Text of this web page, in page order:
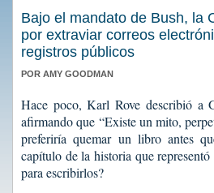
Bajo el mandato de Bush, la
por extraviar correos
registros públicos
POR AMY GOODMAN
Hace poco, Karl Rove describió a
afirmando que “Existe un mito,
preferiría quemar un libro antes
capítulo de la historia que
para escribirlos?